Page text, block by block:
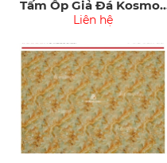
Tấm Ốp Giả Đá Kosmos
PVC3012
Liên hệ